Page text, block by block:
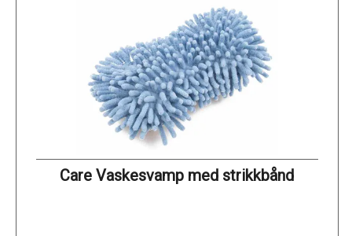
Care Vaskesvamp med strikkbånd